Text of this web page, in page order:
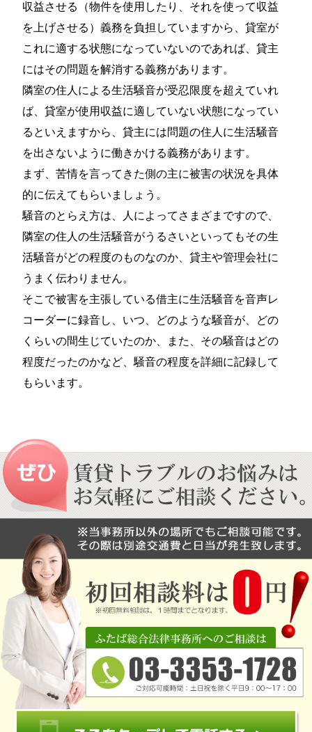
収益させる（物件を使用したり、それを使って収益
を上げさせる）義務を負担していますから、貸室が
これに適する状態になっていないのであれば、貸主
にはその問題を解消する義務があります。
隣室の住人による生活騒音が受忍限度を超えていれ
ば、貸室が使用収益に適していない状態になってい
るといえますから、貸主には問題の住人に生活騒音
を出さないように働きかける義務があります。
まず、苦情を言ってきた側の主に被害の状況を具体
的に伝えてもらいましょう。
騒音のとらえ方は、人によってさまざまですので、
隣室の住人の生活騒音がうるさいといってもその生
活騒音がどの程度のものなのか、貸主や管理会社に
うまく伝わりません。
そこで被害を主張している借主に生活騒音を音声レ
コーダーに録音し、いつ、どのような騒音が、どの
くらいの間生じていたのか、また、その騒音はどの
程度だったのかなど、騒音の程度を詳細に記録して
もらいます。